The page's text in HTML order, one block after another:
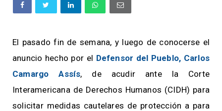
El pasado fin de semana, y luego de conocerse el
anuncio hecho por el Defensor del Pueblo, Carlos
Camargo Assís, de acudir ante la Corte
Interamericana de Derechos Humanos (CIDH) para
solicitar medidas cautelares de protección a para